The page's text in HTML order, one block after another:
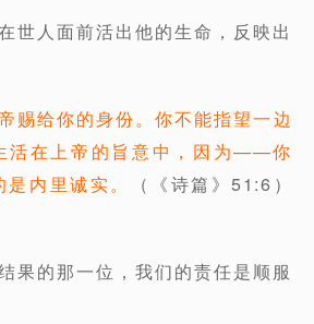
世人面前活出他的生命，反映出
赐给你的身份。你不能指望一边
活在上帝的旨意中，因为——你
内里诚实。
（《诗篇》51:6）
果的那一位，我们的责任是顺服